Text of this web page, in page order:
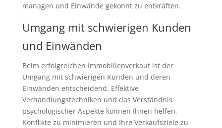
managen und Einwände gekonnt zu entkräften.
Umgang mit schwierigen Kunden
und Einwänden
Beim erfolgreichen Immobilienverkauf ist der
Umgang mit schwierigen Kunden und deren
Einwänden entscheidend. Effektive
Verhandlungstechniken und das Verständnis
psychologischer Aspekte können Ihnen helfen,
Konflikte zu minimieren und Ihre Verkaufsziele zu